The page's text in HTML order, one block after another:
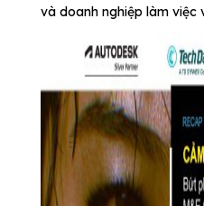
và doanh nghiệp làm việc